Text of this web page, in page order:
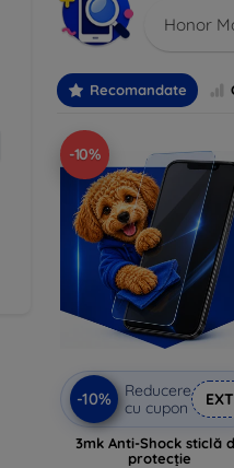
Honor
Recomandate
-10%
-10%
Reducere
cu cupon
3mk Anti-Shock sticlă
protecție